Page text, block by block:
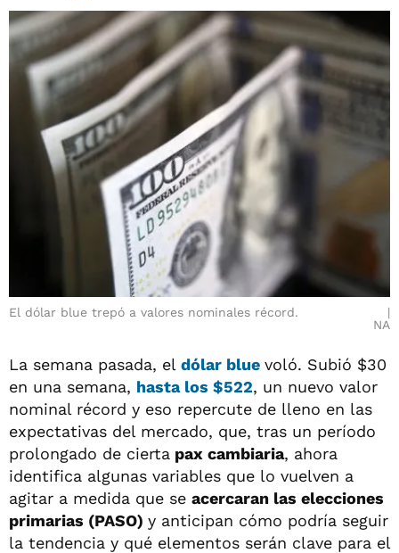
El dólar blue trepó a valores nominales récord.
NA
La semana pasada, el dólar blue voló. Subió $30
en una semana, hasta los $522, un nuevo valor
nominal récord y eso repercute de lleno en las
expectativas del mercado, que, tras un período
prolongado de cierta pax cambiaria, ahora
identifica algunas variables que lo vuelven a
agitar a medida que se acercaran las elecciones
primarias (PASO) y anticipan cómo podría seguir
la tendencia y qué elementos serán clave para el